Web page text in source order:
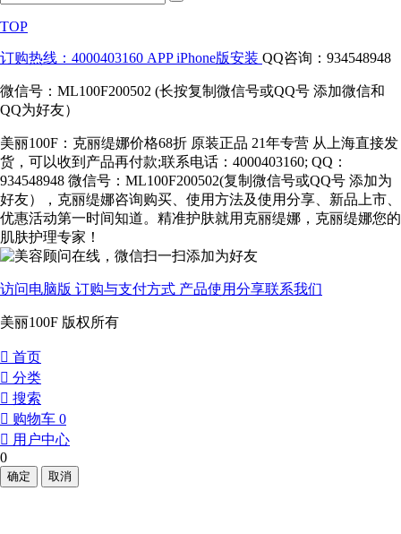
TOP
订购热线：4000403160 APP iPhone版安装 QQ咨询：934548948
微信号：ML100F200502 (长按复制微信号或QQ号 添加微信和
QQ为好友）
美丽100F：克丽缇娜价格68折 原装正品 21年专营 从上海直接发
货，可以收到产品再付款;联系电话：4000403160; QQ：
934548948 微信号：ML100F200502(复制微信号或QQ号 添加为
好友），克丽缇娜咨询购买、使用方法及使用分享、新品上市、
优惠活动第一时间知道。精准护肤就用克丽缇娜，克丽缇娜您的
肌肤护理专家！
访问电脑版 订购与支付方式 产品使用分享联系我们
美丽100F 版权所有
󰀁 首页
󰀂 分类
󰀃 搜索
󰀄 购物车 0
󰀅 用户中心
0
确定 取消